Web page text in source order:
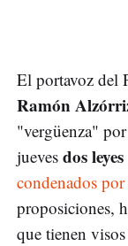
El portavoz del
Ramón
"vergüenza"
jueves dos
condenados
proposiciones,
que tienen